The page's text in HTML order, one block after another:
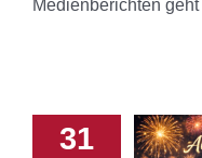
Medienberichten geht
31